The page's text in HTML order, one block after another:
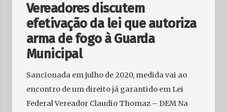
Vereadores discutem
efetivação da lei que autoriza
arma de fogo à Guarda
Municipal
Sancionada em julho de 2020, medida vai ao
encontro de um direito já garantido em Lei
Federal Vereador Claudio Thomaz – DEM Na